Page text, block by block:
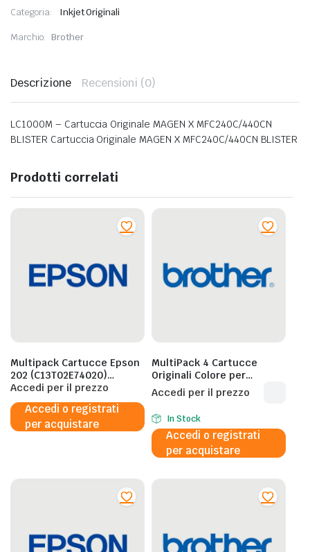
Categoria: Inkjet Originali
Marchio: Brother
Descrizione Recensioni (0)
LC1000M – Cartuccia Originale MAGEN X MFC240C/440CN
BLISTER Cartuccia Originale MAGEN X MFC240C/440CN BLISTER
Prodotti correlati
Multipack Cartucce Epson
202 (C13T02E74020)
Standard
Accedi per il prezzo
Accedi o registrati
per acquistare
MultiPack 4 Cartucce
Originali Colore per
Brother DCP 145C/165C –
LC980VALBP – 300 Pagine
al 5%
Accedi per il prezzo
In Stock
Accedi o registrati
per acquistare